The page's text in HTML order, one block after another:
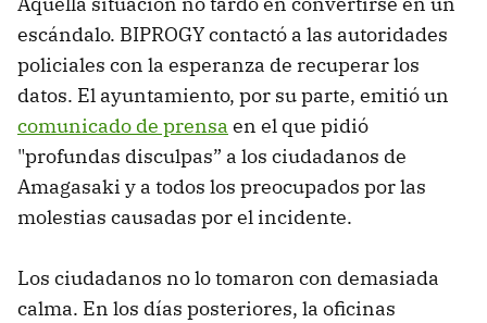
escándalo. BIPROGY contactó a las autoridades
policiales con la esperanza de recuperar los
datos. El ayuntamiento, por su parte, emitió un
comunicado de prensa en el que pidió
"profundas disculpas” a los ciudadanos de
Amagasaki y a todos los preocupados por las
molestias causadas por el incidente.
Los ciudadanos no lo tomaron con demasiada
calma. En los días posteriores, la oficinas